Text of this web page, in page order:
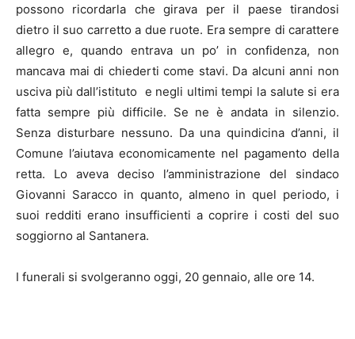
possono ricordarla che girava per il paese tirandosi
dietro il suo carretto a due ruote. Era sempre di carattere
allegro e, quando entrava un po’ in confidenza, non
mancava mai di chiederti come stavi. Da alcuni anni non
usciva più dall’istituto e negli ultimi tempi la salute si era
fatta sempre più difficile. Se ne è andata in silenzio.
Senza disturbare nessuno. Da una quindicina d’anni, il
Comune l’aiutava economicamente nel pagamento della
retta. Lo aveva deciso l’amministrazione del sindaco
Giovanni Saracco in quanto, almeno in quel periodo, i
suoi redditi erano insufficienti a coprire i costi del suo
soggiorno al Santanera.
I funerali si svolgeranno oggi, 20 gennaio, alle ore 14.